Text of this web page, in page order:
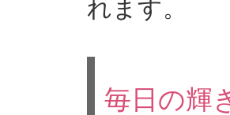
れます。
毎日の輝